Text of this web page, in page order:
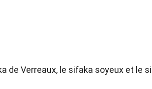
de Verreaux, le sifaka soyeux et le